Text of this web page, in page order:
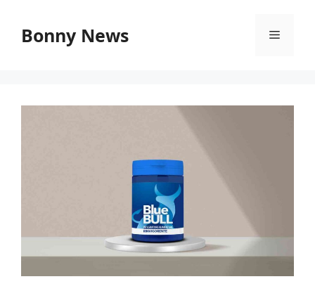
contenuto
Bonny News Menu